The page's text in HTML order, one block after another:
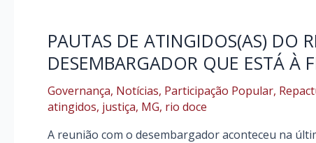
PAUTAS DE ATINGIDOS(AS) DO
DESEMBARGADOR QUE ESTÁ À
Governança, Notícias, Participação Popular,
atingidos, justiça, MG, rio doce
A reunião com o desembargador aconteceu na